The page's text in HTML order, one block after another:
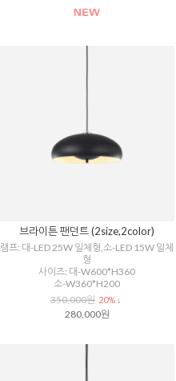
브라이튼 팬던트 (2size,2color)
램프: 대-LED 25W 일체형,소-LED 15W 일체
형
사이즈: 대-W600*H360
소-W360*H200
350,000원 20% ↓
280,000원